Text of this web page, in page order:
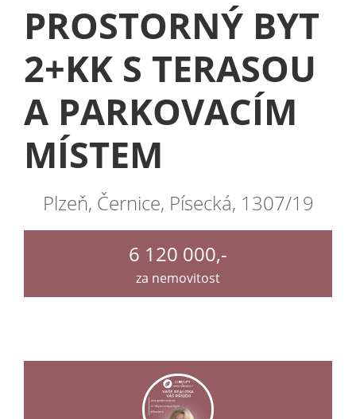
PROSTORNÝ BYT
2+KK S TERASOU
A PARKOVACÍM
MÍSTEM
Plzeň, Černice, Písecká, 1307/19
6 120 000,-
za nemovitost